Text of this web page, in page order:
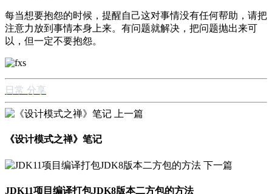
每当想要抱怨的时候，提醒自己这对事情没有任何帮助，请把
注意力放到事情本身上来。有问题就解决，把问题抛出来可
以，但一定不要抱怨。
日常 分享
上一篇
《设计模式之禅》笔记
下一篇
JDK11项目编译打包JDK8版本二方包的方法